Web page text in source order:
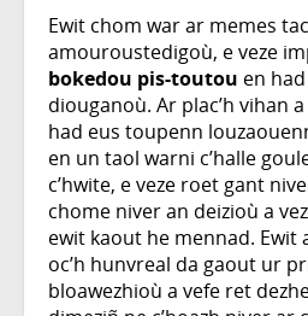
Ewit chom war ar memes
amouroustedigoù, e veze
bokedou pis-toutou en
diouganoù. Ar plac’h vihan
had eus toupenn
en un taol warni c’halle
c’hwite, e veze roet gant
chome niver an deizioù a
ewit kaout he mennad. Ewit
oc’h hunvreal da gaout ur
bloawezhioù a vefe ret